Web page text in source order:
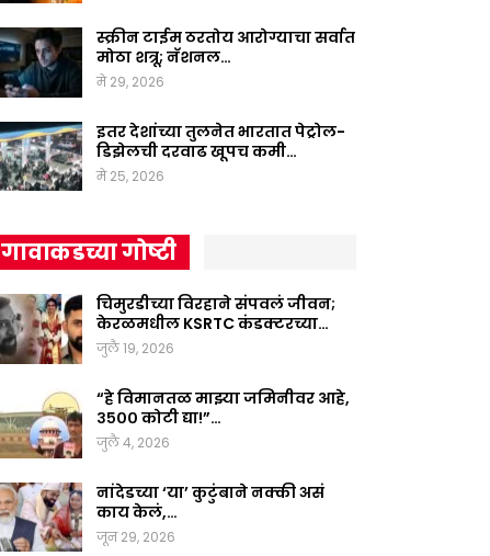
स्क्रीन टाईम ठरतोय आरोग्याचा सर्वात
मोठा शत्रू; नॅशनल…
मे 29, 2026
इतर देशांच्या तुलनेत भारतात पेट्रोल-
डिझेलची दरवाढ खूपच कमी…
मे 25, 2026
गावाकडच्या गोष्टी
चिमुरडीच्या विरहाने संपवलं जीवन;
केरळमधील KSRTC कंडक्टरच्या…
जुलै 19, 2026
“हे विमानतळ माझ्या जमिनीवर आहे,
३५०० कोटी द्या!”…
जुलै 4, 2026
नांदेडच्या ‘या’ कुटुंबाने नक्की असं
काय केलं,…
जून 29, 2026